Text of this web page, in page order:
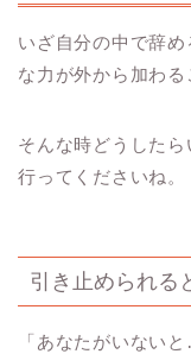
いざ自分の中で辞
な力が外から加わる
そんな時どうした
行ってくださいね。
引き止められる
「あなたがいないと